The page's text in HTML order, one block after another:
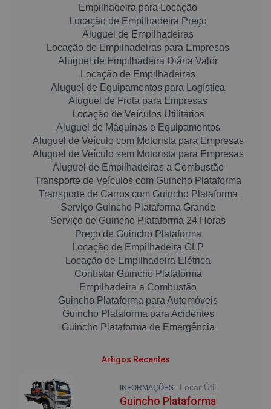
Empilhadeira para Locação
Locação de Empilhadeira Preço
Aluguel de Empilhadeiras
Locação de Empilhadeiras para Empresas
Aluguel de Empilhadeira Diária Valor
Locação de Empilhadeiras
Aluguel de Equipamentos para Logística
Aluguel de Frota para Empresas
Locação de Veículos Utilitários
Aluguel de Máquinas e Equipamentos
Aluguel de Veículo com Motorista para Empresas
Aluguel de Veículo sem Motorista para Empresas
Aluguel de Empilhadeiras a Combustão
Transporte de Veículos com Guincho Plataforma
Transporte de Carros com Guincho Plataforma
Serviço Guincho Plataforma Grande
Serviço de Guincho Plataforma 24 Horas
Preço de Guincho Plataforma
Locação de Empilhadeira GLP
Locação de Empilhadeira Elétrica
Contratar Guincho Plataforma
Empilhadeira a Combustão
Guincho Plataforma para Automóveis
Guincho Plataforma para Acidentes
Guincho Plataforma de Emergência
Artigos Recentes
INFORMAÇÕES - Locar Útil
Guincho Plataforma